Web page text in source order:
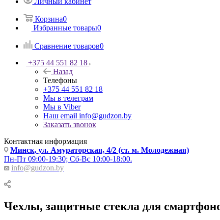
Корзина0
Избранные товары0
Сравнение товаров0
+375 44 551 82 18
Назад
Телефоны
+375 44 551 82 18
Мы в телеграм
Мы в Viber
Наш email info@gudzon.by
Заказать звонок
Контактная информация
Минск, ул. Амураторская, 4/2 (ст. м. Молодежная)
Пн-Пт 09:00-19:30; Сб-Вс 10:00-18:00.
info@gudzon.by
Чехлы, защитные стекла для